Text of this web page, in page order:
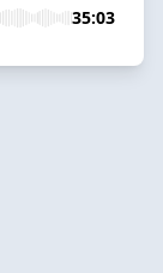
35:03